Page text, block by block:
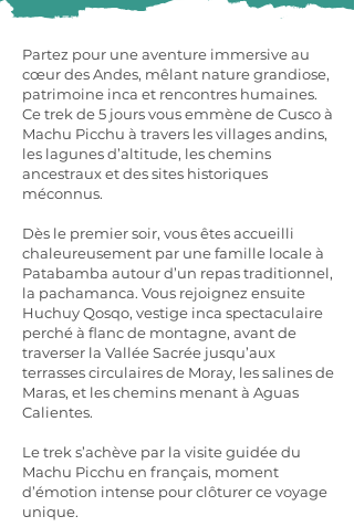
Partez pour une aventure immersive au
cœur des Andes, mêlant nature grandiose,
patrimoine inca et rencontres humaines.
Ce trek de 5 jours vous emmène de Cusco à
Machu Picchu à travers les villages andins,
les lagunes d’altitude, les chemins
ancestraux et des sites historiques
méconnus.
Dès le premier soir, vous êtes accueilli
chaleureusement par une famille locale à
Patabamba autour d’un repas traditionnel,
la pachamanca. Vous rejoignez ensuite
Huchuy Qosqo, vestige inca spectaculaire
perché à flanc de montagne, avant de
traverser la Vallée Sacrée jusqu’aux
terrasses circulaires de Moray, les salines de
Maras, et les chemins menant à Aguas
Calientes.
Le trek s’achève par la visite guidée du
Machu Picchu en français, moment
d’émotion intense pour clôturer ce voyage
unique.